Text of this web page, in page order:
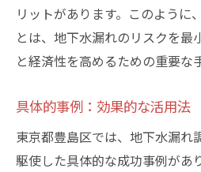
リットがあります。このように
とは、地下水漏れのリスクを最
と経済性を高めるための重要な
具体的事例：効果的な活用法
東京都豊島区では、地下水漏れ
駆使した具体的な成功事例があ